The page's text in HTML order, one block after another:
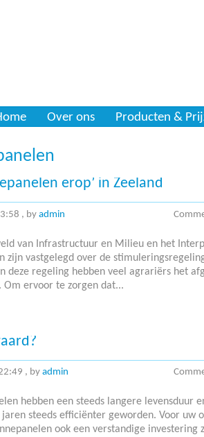
Over ons Producten &
erop’ in Zeeland
, by admin
van Infrastructuur en Milieu en het
vastgelegd over de stimuleringsregeling
deze regeling hebben veel agrariërs het
Om ervoor te zorgen dat...
, by admin
hebben een steeds langere levensduur
steeds efficiënter geworden. Voor uw
ook een verstandige investering